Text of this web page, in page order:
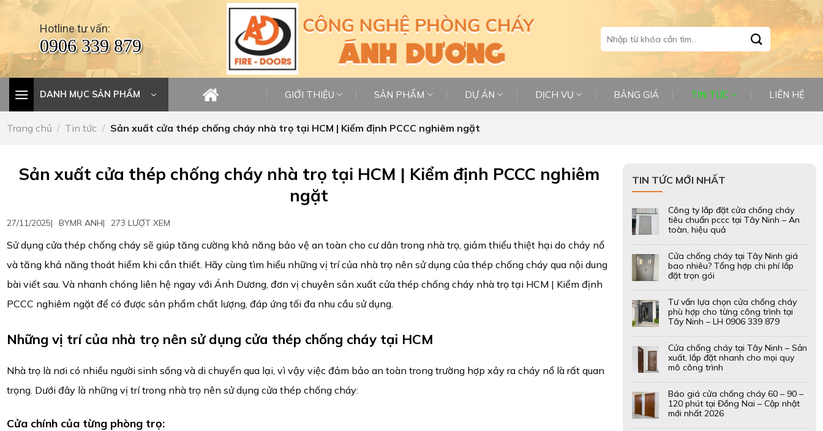
Hotline tư vấn:
0906 339 879
Tìm
kiếm:
DANH MỤC SẢN PHẨM GIỚI THIỆU SẢN PHẨM DỰ ÁN DỊCH VỤ BẢNG GIÁ TIN TỨC LIÊN HỆ
Trang chủ / Tin tức / Sản xuất cửa thép chống cháy nhà trọ tại HCM | Kiểm định PCCC nghiêm ngặt
Sản xuất cửa thép chống cháy nhà trọ tại HCM | Kiểm định PCCC nghiêm
ngặt
27/11/2025| BYMR ANH| 273 LƯỢT XEM
Sử dụng cửa thép chống cháy sẽ giúp tăng cường khả năng bảo vệ an toàn cho cư dân trong nhà trọ, giảm thiểu thiệt hại do cháy nổ
và tăng khả năng thoát hiểm khi cần thiết. Hãy cùng tìm hiểu những vị trí của nhà trọ nên sử dụng của thép chống cháy qua nội dung
bài viết sau. Và nhanh chóng liên hệ ngay với Ánh Dương, đơn vị chuyên sản xuất cửa thép chống cháy nhà trọ tại HCM | Kiểm định
PCCC nghiêm ngặt để có được sản phẩm chất lượng, đáp ứng tối đa nhu cầu sử dụng.
Những vị trí của nhà trọ nên sử dụng cửa thép chống cháy tại HCM
Nhà trọ là nơi có nhiều người sinh sống và di chuyển qua lại, vì vậy việc đảm bảo an toàn trong trường hợp xảy ra cháy nổ là rất quan
trọng. Dưới đây là những vị trí trong nhà trọ nên sử dụng cửa thép chống cháy:
Cửa chính của từng phòng trọ:
TIN TỨC MỚI NHẤT
Công ty lắp đặt cửa chống cháy
tiêu chuẩn pccc tại Tây Ninh – An
toàn, hiệu quả
Cửa chống cháy tại Tây Ninh giá
bao nhiêu? Tổng hợp chi phí lắp
đặt trọn gói
Tư vấn lựa chọn cửa chống cháy
phù hợp cho từng công trình tại
Tây Ninh – LH 0906 339 879
Cửa chống cháy tại Tây Ninh – Sản
xuất, lắp đặt nhanh cho mọi quy
mô công trình
Báo giá cửa chống cháy 60 – 90 –
120 phút tại Đồng Nai – Cập nhật
mới nhất 2026